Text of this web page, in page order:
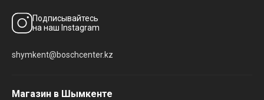
Подписывайтесь
на наш Instagram
shymkent@boschcenter.kz
Магазин в Шымкенте